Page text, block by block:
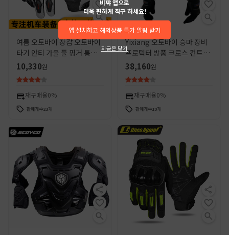
여름 오토바이 장갑 오토바이
타기 안티 가을 풀 핑거 통기성
보호 남성과 여성의 기사 오토
바이 크로스 컨트리 장비
10,330원
재구매율0%
판매개수23개
Yixiang 오토바이 승마 장비
프로텍터 방풍 크로스 컨트리
라이딩 무릎 다리 기사 낙하 방
지 완전한 갑옷 장비
38,160원
재구매율0%
판매개수19개
비쨔 앱으로
더욱 편하게 직구 하세요!
앱 설치하고 해외상품 특가 알림 받기
지금은 닫기